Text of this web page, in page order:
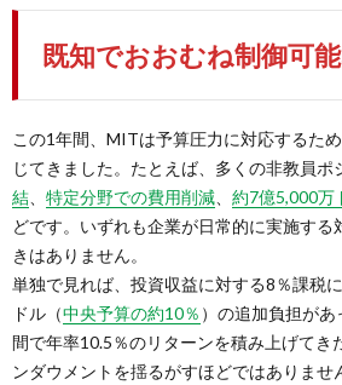
既知でおおむね制御可
この1年間、MITは予算圧力に対応するた
じてきました。たとえば、多くの非教員ポ
結
特定分野での費用削減 約7億5,000万
どです。いずれも企業が日常的に実施する
きはありません。
単独で見れば、投資収益に対する8％課税
ドル（中央予算の約10％ ）の追加負担が
間で年率10.5％のリターンを積み上げてき
ンダウメントを揺るがすほどではありませ